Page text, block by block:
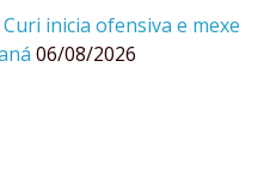
inicia ofensiva e mexe
06/08/2026